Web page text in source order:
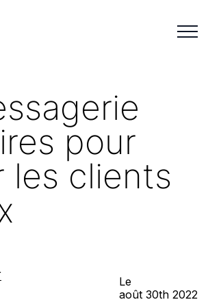
pour
les clients
Le
août 30th 2022